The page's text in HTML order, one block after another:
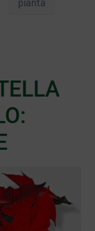
pianta